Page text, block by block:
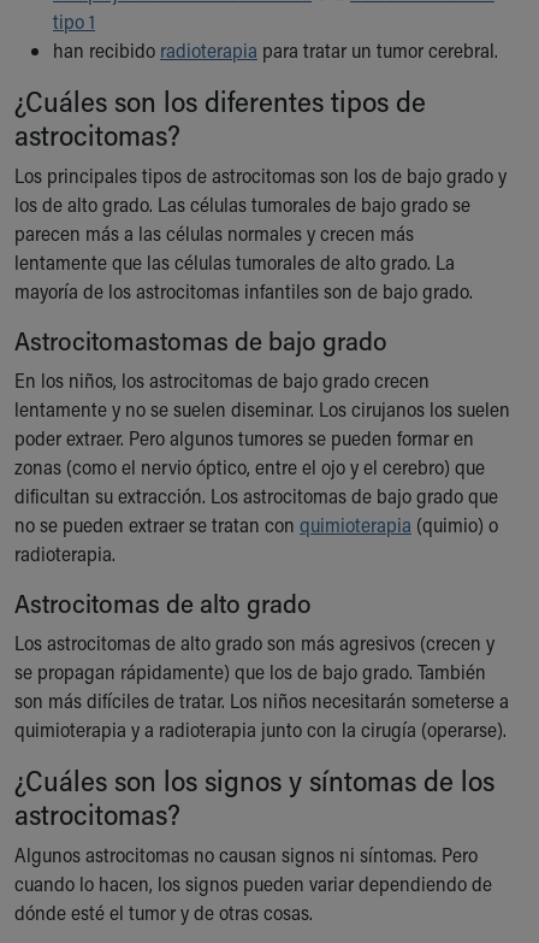
Calendar of Events
Community Mission
Connect With Us
Our Culture of Caring
Newsroom
Our Leadership
Quality and Patient Safety
Unity and Engagement
Women's Board
Our History
Cincinnati Children's
Your Visit
MyChart Telehealth Visits
Directions
Doggie Brigade
During Your Visit
Financial Services
Rest Accommodations
Gift Shop
Department of Public Safety
Health Info
Health Information
Healthy Info, Healthy Kids
KidsHealth Topics
Family Library
Educational Resources
Injury Prevention
Medical Records
Symptom Checker
tipo 1
han recibido radioterapia para tratar un tumor cerebral.
¿Cuáles son los diferentes tipos de
astrocitomas?
Los principales tipos de astrocitomas son los de bajo grado y
los de alto grado. Las células tumorales de bajo grado se
parecen más a las células normales y crecen más
lentamente que las células tumorales de alto grado. La
mayoría de los astrocitomas infantiles son de bajo grado.
Astrocitomastomas de bajo grado
En los niños, los astrocitomas de bajo grado crecen
lentamente y no se suelen diseminar. Los cirujanos los suelen
poder extraer. Pero algunos tumores se pueden formar en
zonas (como el nervio óptico, entre el ojo y el cerebro) que
dificultan su extracción. Los astrocitomas de bajo grado que
no se pueden extraer se tratan con quimioterapia (quimio) o
radioterapia.
Astrocitomas de alto grado
Los astrocitomas de alto grado son más agresivos (crecen y
se propagan rápidamente) que los de bajo grado. También
son más difíciles de tratar. Los niños necesitarán someterse a
quimioterapia y a radioterapia junto con la cirugía (operarse).
¿Cuáles son los signos y síntomas de los
astrocitomas?
Algunos astrocitomas no causan signos ni síntomas. Pero
cuando lo hacen, los signos pueden variar dependiendo de
dónde esté el tumor y de otras cosas.